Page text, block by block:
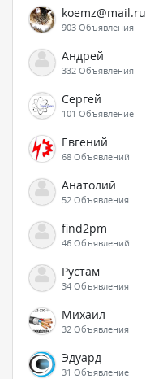
koemz@mail.ru
903 Объявления
Андрей
332 Объявления
Сергей
101 Объявление
Евгений
68 Объявлений
Анатолий
52 Объявления
find2pm
46 Объявлений
Рустам
34 Объявления
Михаил
32 Объявления
Эдуард
31 Объявление